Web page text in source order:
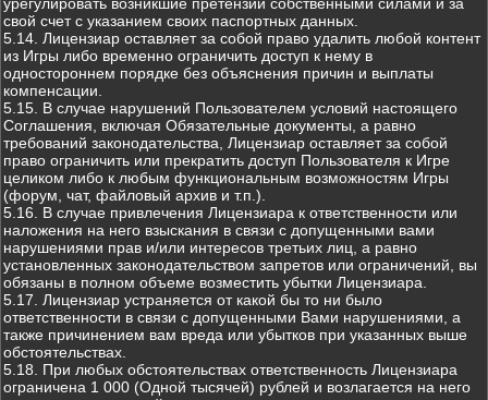
свой счет с указанием своих паспортных данных.
5.14. Лицензиар оставляет за собой право удалить любой контент
из Игры либо временно ограничить доступ к нему в
одностороннем порядке без объяснения причин и выплаты
компенсации.
5.15. В случае нарушений Пользователем условий настоящего
Соглашения, включая Обязательные документы, а равно
требований законодательства, Лицензиар оставляет за собой
право ограничить или прекратить доступ Пользователя к Игре
целиком либо к любым функциональным возможностям Игры
(форум, чат, файловый архив и т.п.).
5.16. В случае привлечения Лицензиара к ответственности или
наложения на него взыскания в связи с допущенными вами
нарушениями прав и/или интересов третьих лиц, а равно
установленных законодательством запретов или ограничений, вы
обязаны в полном объеме возместить убытки Лицензиара.
5.17. Лицензиар устраняется от какой бы то ни было
ответственности в связи с допущенными Вами нарушениями, а
также причинением вам вреда или убытков при указанных выше
обстоятельствах.
5.18. При любых обстоятельствах ответственность Лицензиара
ограничена 1 000 (Одной тысячей) рублей и возлагается на него